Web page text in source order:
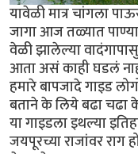
यावेळी मात्र चांगला
जागा आज तळ्यात
वेळी झालेल्या
आता असं काही घडलं
हमारे बापजादे गाइड
बताने के लिये बढा चढा
या गाइडला इथल्या
जयपूरच्या राजांवर राग